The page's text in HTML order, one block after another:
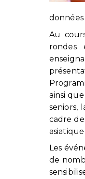
données
Au
rondes
ainsi
seniors,
cadre
asiatique
Les
de